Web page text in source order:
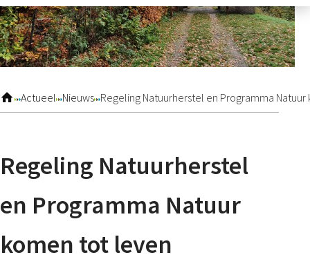
Actueel Nieuws Regeling Natuurherstel en Programma
Regeling Natuurherstel
en Programma Natuur
komen tot leven
Home
Nieuwsbrief